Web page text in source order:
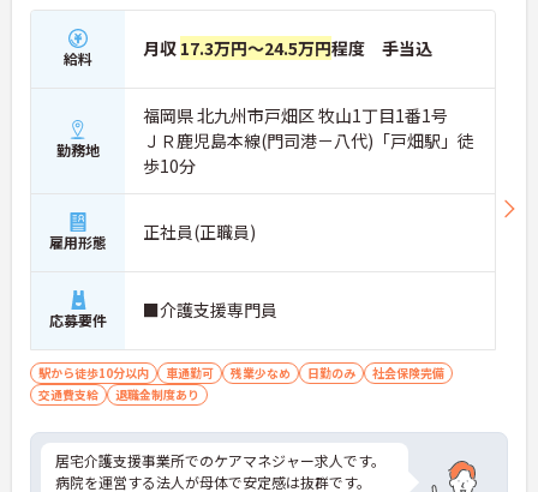
給料 月収 17.3万円～24.5万円程度 手当込
勤務地
福岡県 北九州市戸畑区 牧山1丁目1番1号
ＪＲ鹿児島本線(門司港－八代)「戸畑駅」徒
歩10分
雇用形態 正社員(正職員)
応募要件 ■介護支援専門員
駅から徒歩10分以内 車通勤可 残業少なめ 日勤のみ
社会保険完備
交通費支給
退職金制度あり
居宅介護支援事業所でのケアマネジャー求人です。
病院を運営する法人が母体で安定感は抜群です。